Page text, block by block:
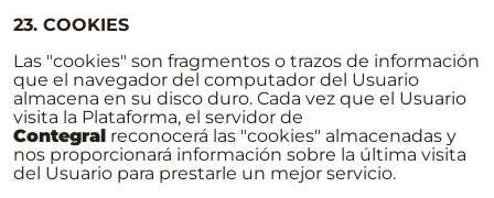
23. COOKIES
Las "cookies" son fragmentos o trazos de información
que el navegador del computador del Usuario
almacena en su disco duro. Cada vez que el Usuario
visita la Plataforma, el servidor de
Contegral reconocerá las "cookies" almacenadas y
nos proporcionará información sobre la última visita
del Usuario para prestarle un mejor servicio.